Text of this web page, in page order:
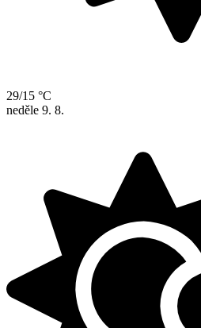
29/15 °C
neděle 9. 8.